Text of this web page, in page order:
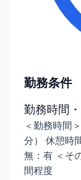
勤務条件
勤務時間
＜勤務時間
分） 休憩時
無：有 ＜そ
間程度